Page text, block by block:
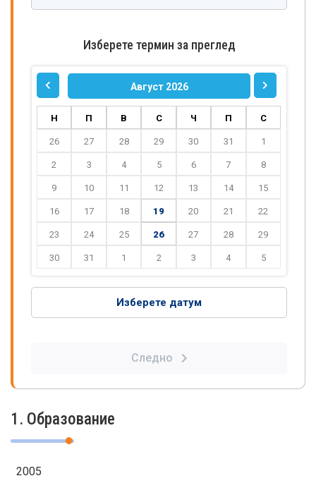
Изберете термин за преглед
Август 2026
Н П В С Ч П С
26 27 28 29 30 31 1
2 3 4 5 6 7 8
9 10 11 12 13 14 15
16 17 18 19 20 21 22
23 24 25 26 27 28 29
30 31 1 2 3 4 5
Изберете датум
Следно
1. Образование
2005